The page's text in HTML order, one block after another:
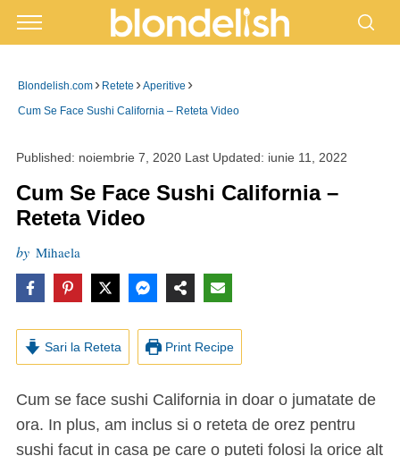
Blondelish.com › Retete ›Aperitive ›
Cum Se Face Sushi California – Reteta Video
Published: noiembrie 7, 2020Last Updated: iunie 11, 2022
Cum Se Face Sushi California –
Reteta Video
by Mihaela
Sari la Reteta Print Recipe
Cum se face sushi California in doar o jumatate de
ora. In plus, am inclus si o reteta de orez pentru
sushi facut in casa pe care o puteti folosi la orice alt